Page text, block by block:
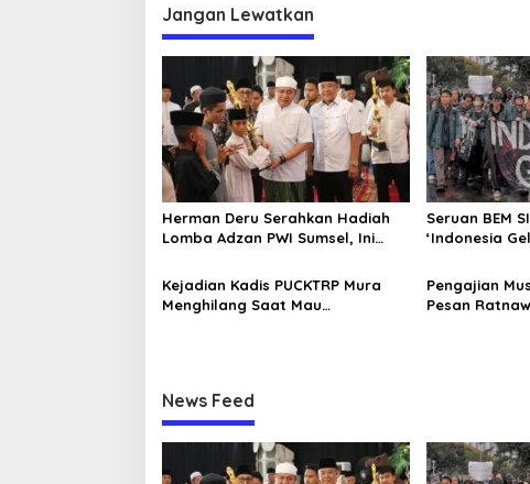
i
g
a
s
i
p
o
s
Jangan Lewatkan
Herman Deru Serahkan Hadiah
Lomba Adzan PWI Sumsel, Ini
Seruan BEM
‘Indonesia
Pelantikan
Kejadian Kadis PUCKTRP Mura
Menghilang Saat Mau
Pengajian
Pesan
News Feed